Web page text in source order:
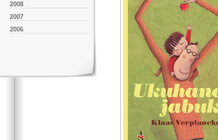
2008
2007
2006